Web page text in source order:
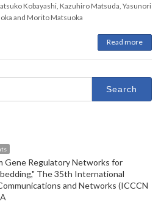
Kobayashi, Kazuhiro Matsuda, Yasunori
and Morito Matsuoka
Read more
Gene Regulatory Networks for
The 35th International
and Networks (ICCCN